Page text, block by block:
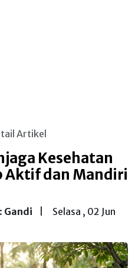
Artikel
Kesehatan
Aktif dan Mandiri
Gandi
Selasa , 02 Jun